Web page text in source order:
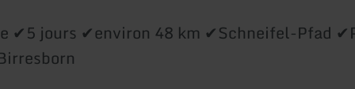
✔5 jours ✔environ 48 km ✔Schneifel-Pfad